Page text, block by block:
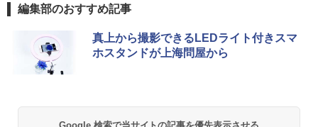
編集部のおすすめ記事
真上から撮影できるLEDライト付きスマ
ホスタンドが上海問屋から